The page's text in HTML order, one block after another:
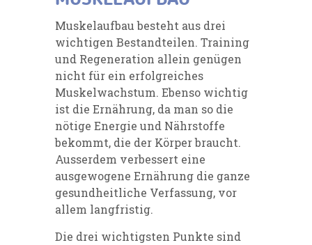
Muskelaufbau besteht aus drei
wichtigen Bestandteilen. Training
und Regeneration allein genügen
nicht für ein erfolgreiches
Muskelwachstum. Ebenso wichtig
ist die Ernährung, da man so die
nötige Energie und Nährstoffe
bekommt, die der Körper braucht.
Ausserdem verbessert eine
ausgewogene Ernährung die ganze
gesundheitliche Verfassung, vor
allem langfristig.
Die drei wichtigsten Punkte sind